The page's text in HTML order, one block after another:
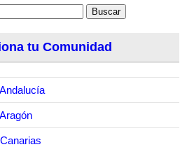
tu Comunidad